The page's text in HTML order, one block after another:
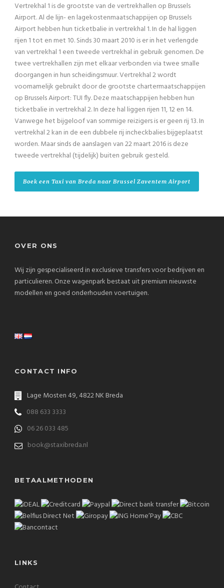
Vertrekhal 1 is de grootste van de vertrekhallen op Brussels
Airport. Al de lijn- en lagekostenmaatschappijen op Brussels
Airport hebben hun ticketbalie in vertrekhal 1. In de hal liggen
rijen 1 tot en met 10. Sinds 30 maart 2010 is er in het verlengde
van vertrekhal 1 een tweede vertrekhal in gebruik genomen. De
twee vertrekhallen zijn met elkaar verbonden via twee smalle
doorgangen in hun scheidingsmuur. Vertrekhal 2 wordt
voornamelijk gebruikt door de grootste chartermaatschappijen
op Brussels Airport: TUI fly. Deze maatschappijen hebben hun
ticketbalie in vertrekhal 2. In deze hal liggen rijen 11, 12 en 14.
Vanwege het bijgeloof van sommige reizigers is er geen rij 13. In
vertrekhal 2 kan in de een dubbele rij incheckbalies bijgeplaatst
worden. Maar sinds de aanslagen van 22 maart 2016 is deze
tweede vertrekhal (tijdelijk) buiten gebruik gesteld.
Boek een Taxi van Breda naar Brussel Zaventem Airport
OVER ONS
Wij zijn gespecialiseerd in exclusieve transfers voor bedrijven en
particulieren. Onze wagenpark bestaat uit premium nieuwste
modellen en goed onderhouden voertuigen.
CONTACT INFO
Lage Mosten 49, 4822 NK Breda
088 633 3333
06 26 033 485
book@staxibreda.nl
BETAALMETHODEN
LINKS